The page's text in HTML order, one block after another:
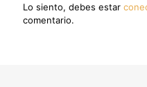
Lo siento, debes estar
comentario.